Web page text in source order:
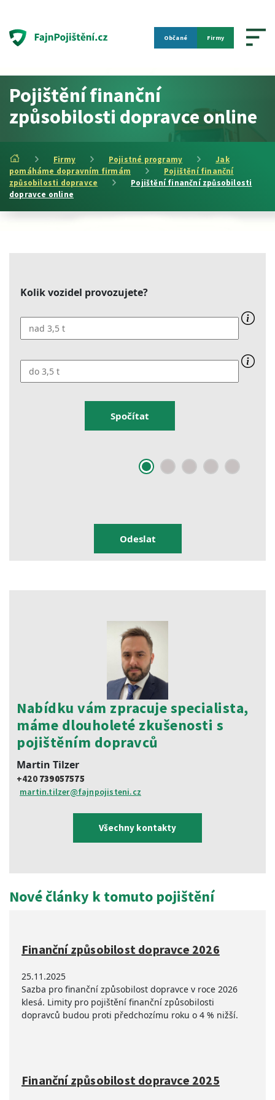
Občané Firmy
Pojištění finanční
způsobilosti dopravce online
Firmy Pojistné programy
Jak
pomáháme dopravním firmám
Pojištění finanční
způsobilosti dopravce
Pojištění finanční způsobilosti
dopravce online
Kolik vozidel provozujete?
Spočítat
Nabídku vám zpracuje specialista,
máme dlouholeté zkušenosti s
pojištěním dopravců
Martin Tilzer
+420 739057575
martin.tilzer@fajnpojisteni.cz
Všechny kontakty
Nové články k tomuto pojištění
Finanční způsobilost dopravce 2026
25.11.2025
Sazba pro finanční způsobilost dopravce v roce 2026
klesá. Limity pro pojištění finanční způsobilosti
dopravců budou proti předchozímu roku o 4 % nižší.
Finanční způsobilost dopravce 2025